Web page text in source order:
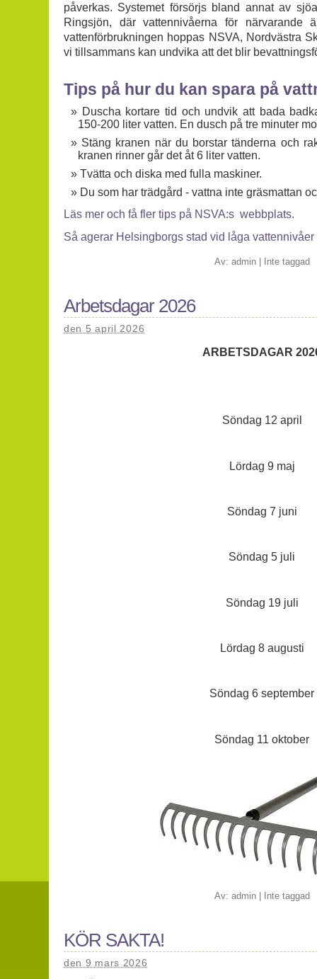
påverkas. Systemet försörjs bland annat av
Ringsjön, där vattennivåerna för närvarande
vattenförbrukningen hoppas NSVA, Nordvästra
vi tillsammans kan undvika att det blir
Tips på hur du kan spara på
Duscha kortare tid och undvik att bada
150-200 liter vatten. En dusch på tre minuter
Stäng kranen när du borstar tänderna och
kranen rinner går det åt 6 liter vatten.
Tvätta och diska med fulla maskiner.
Du som har trädgård - vattna inte gräsmattan
Läs mer och få fler tips på NSVA:s webbplats.
Så agerar Helsingborgs stad vid låga vattennivåer
Av: admin| Inte taggad
Arbetsdagar 2026
den 5 april 2026
ARBETSDAGAR
Söndag 12 april
Lördag 9 maj
Söndag 7 juni
Söndag 5 juli
Söndag 19 juli
Lördag 8 augusti
Söndag 6 september
Söndag 11 oktober
Av: admin| Inte taggad
KÖR SAKTA!
den 9 mars 2026